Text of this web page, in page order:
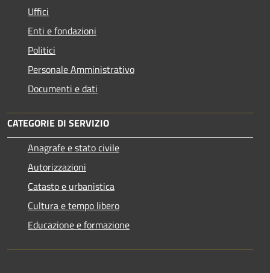
Uffici
Enti e fondazioni
Politici
Personale Amministrativo
Documenti e dati
CATEGORIE DI SERVIZIO
Anagrafe e stato civile
Autorizzazioni
Catasto e urbanistica
Cultura e tempo libero
Educazione e formazione